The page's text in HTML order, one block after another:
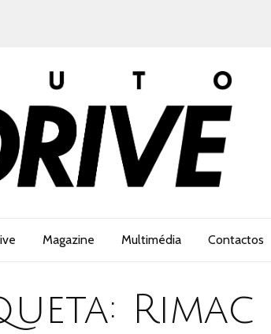
Magazine Multimédia Contactos
Rimac